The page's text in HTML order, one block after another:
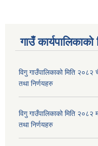
गाउँ कार्यपालिकाकाे
विगु गाउँपालिकाको मिति
तथा निर्णयहरु
विगु गाउँपालिकाको मिति
तथा निर्णयहरु